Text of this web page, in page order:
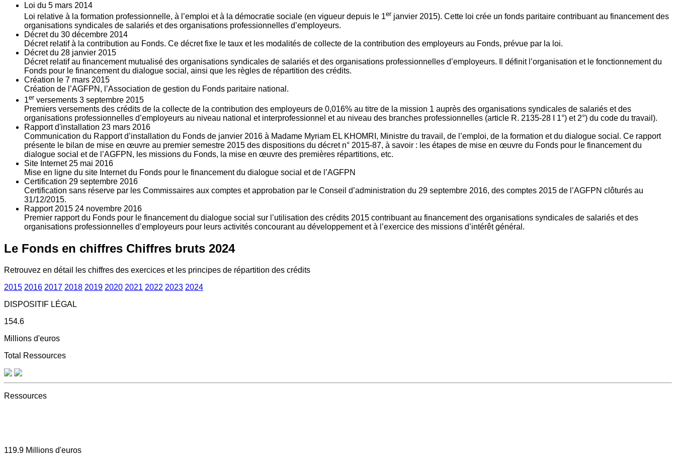
Loi du 5 mars 2014
Loi relative à la formation professionnelle, à l’emploi et à la démocratie sociale (en vigueur depuis le 1er janvier 2015). Cette loi crée un fonds paritaire contribuant au financement des
organisations syndicales de salariés et des organisations professionnelles d’employeurs.
Décret du 30 décembre 2014
Décret relatif à la contribution au Fonds. Ce décret fixe le taux et les modalités de collecte de la contribution des employeurs au Fonds, prévue par la loi.
Décret du 28 janvier 2015
Décret relatif au financement mutualisé des organisations syndicales de salariés et des organisations professionnelles d’employeurs. Il définit l’organisation et le fonctionnement du
Fonds pour le financement du dialogue social, ainsi que les règles de répartition des crédits.
Création le 7 mars 2015
Création de l’AGFPN, l’Association de gestion du Fonds paritaire national.
1er versements 3 septembre 2015
Premiers versements des crédits de la collecte de la contribution des employeurs de 0,016% au titre de la mission 1 auprès des organisations syndicales de salariés et des
organisations professionnelles d’employeurs au niveau national et interprofessionnel et au niveau des branches professionnelles (article R. 2135‐28 I 1°) et 2°) du code du travail).
Rapport d'installation 23 mars 2016
Communication du Rapport d’installation du Fonds de janvier 2016 à Madame Myriam EL KHOMRI, Ministre du travail, de l’emploi, de la formation et du dialogue social. Ce rapport
présente le bilan de mise en œuvre au premier semestre 2015 des dispositions du décret n° 2015-87, à savoir : les étapes de mise en œuvre du Fonds pour le financement du
dialogue social et de l’AGFPN, les missions du Fonds, la mise en œuvre des premières répartitions, etc.
Site Internet 25 mai 2016
Mise en ligne du site Internet du Fonds pour le financement du dialogue social et de l’AGFPN
Certification 29 septembre 2016
Certification sans réserve par les Commissaires aux comptes et approbation par le Conseil d’administration du 29 septembre 2016, des comptes 2015 de l’AGFPN clôturés au
31/12/2015.
Rapport 2015 24 novembre 2016
Premier rapport du Fonds pour le financement du dialogue social sur l’utilisation des crédits 2015 contribuant au financement des organisations syndicales de salariés et des
organisations professionnelles d’employeurs pour leurs activités concourant au développement et à l’exercice des missions d’intérêt général.
Le Fonds en chiffres Chiffres bruts 2024
Retrouvez en détail les chiffres des exercices et les principes de répartition des crédits
2015 2016 2017 2018 2019 2020 2021 2022 2023 2024
DISPOSITIF LÉGAL
154.6
Millions d'euros
Total Ressources
Ressources
119.9 Millions d'euros